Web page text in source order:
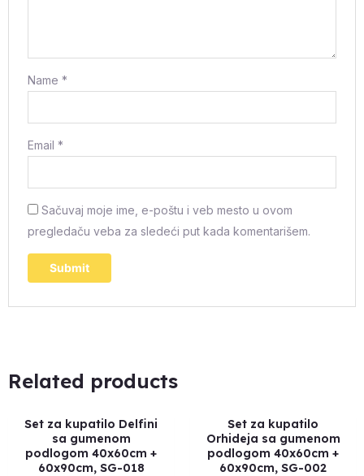
Name*
Email*
Sačuvaj moje ime, e-poštu i veb mesto u ovom
pregledaču veba za sledeći put kada komentarišem.
Related products
Set za kupatilo Delfini
sa gumenom
podlogom 40x60cm +
60x90cm, SG-018
Set za kupatilo
Orhideja sa gumenom
podlogom 40x60cm +
60x90cm, SG-002